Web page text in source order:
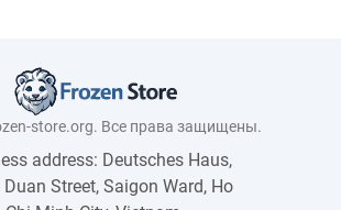
store.org. Все права защищены.
address: Deutsches Haus,
Street, Saigon Ward, Ho